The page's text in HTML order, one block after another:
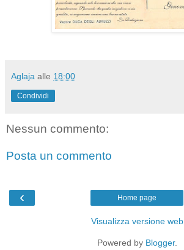
Aglaja alle 18:00
Condividi
Nessun commento:
Posta un commento
‹ Home page
Visualizza versione web
Powered by Blogger.